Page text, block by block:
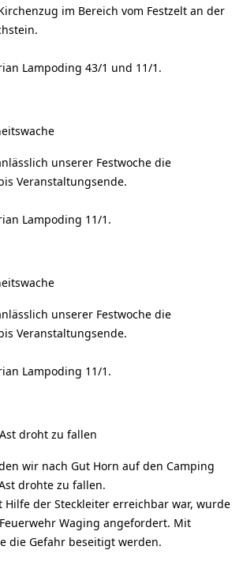
im Bereich vom Festzelt an der
Lampoding 43/1 und 11/1.
unserer Festwoche die
Veranstaltungsende.
Lampoding 11/1.
unserer Festwoche die
Veranstaltungsende.
Lampoding 11/1.
droht zu fallen
wir nach Gut Horn auf den Camping
drohte zu fallen.
Hilfe der Steckleiter erreichbar war, wurde
Waging angefordert. Mit
die Gefahr beseitigt werden.